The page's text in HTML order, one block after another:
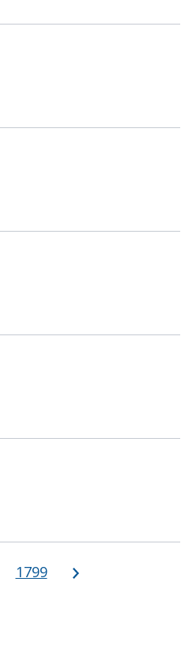
Page 1799
1799 Suivant